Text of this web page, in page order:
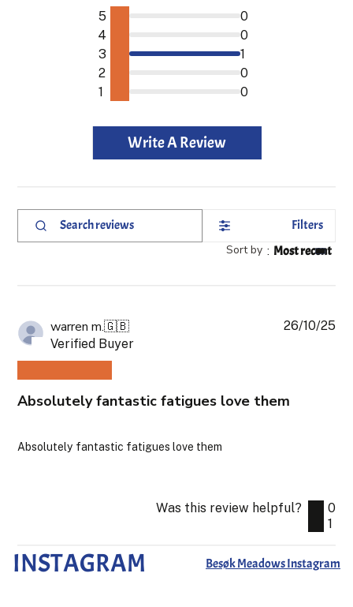
5
0
4
0
3
1
2
0
1
0
Write A Review
Search
Filters
Sort by : Most recent
warren m.🇬🇧
Verified Buyer
Absolutely fantastic fatigues love them
Absolutely fantastic fatigues love them
26/10/25
Was this review helpful?
0
1
INSTAGRAM Besøk Meadows Instagram